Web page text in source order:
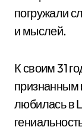
погружали
и мыслей.
К своим 31
признанным
любилась в